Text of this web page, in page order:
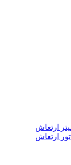
ارتعاش
ارتعاش